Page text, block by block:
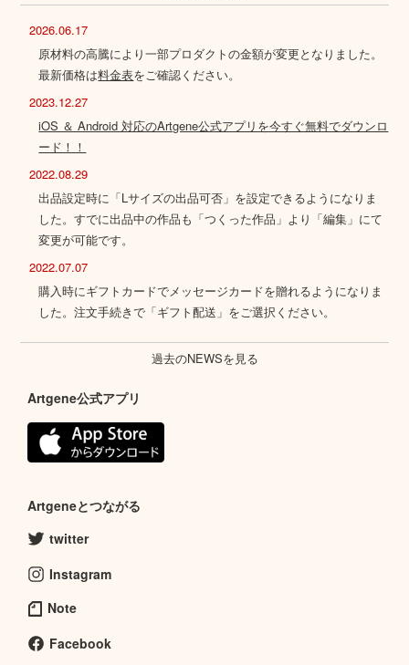
2026.06.17
原材料の高騰により一部プロダクトの金額が変更となりました。
最新価格は料金表をご確認ください。
2023.12.27
iOS ＆ Android 対応のArtgene公式アプリを今すぐ無料でダウンロ
ード！！
2022.08.29
出品設定時に「Lサイズの出品可否」を設定できるようになりま
した。すでに出品中の作品も「つくった作品」より「編集」にて
変更が可能です。
2022.07.07
購入時にギフトカードでメッセージカードを贈れるようになりま
した。注文手続きで「ギフト配送」をご選択ください。
過去のNEWSを見る
Artgene公式アプリ
Artgeneとつながる
twitter
Instagram
Note
Facebook